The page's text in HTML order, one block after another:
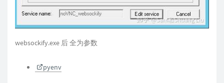
websockify.exe 后 全为参数
pyenv